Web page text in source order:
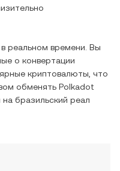
реальном времени. Вы
о конвертации
криптовалюты, что
обменять Polkadot
на бразильский реал